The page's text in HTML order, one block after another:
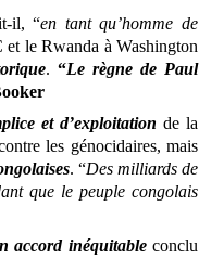
il, “en tant qu’homme de
le Rwanda à Washington
. “Le règne de Paul
et d’exploitation de la
les génocidaires, mais
. “Des milliards de
que le peuple congolais
accord inéquitable conclu